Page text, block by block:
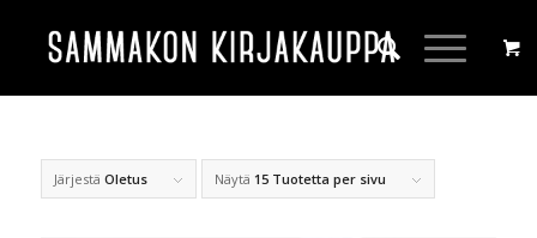
Järjestä Oletus Näytä 15 Tuotetta per sivu